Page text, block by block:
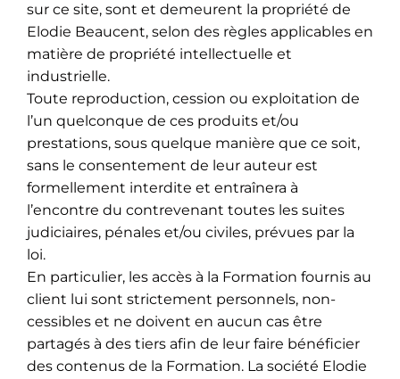
sur ce site, sont et demeurent la propriété de
Elodie Beaucent, selon des règles applicables en
matière de propriété intellectuelle et
industrielle.
Toute reproduction, cession ou exploitation de
l’un quelconque de ces produits et/ou
prestations, sous quelque manière que ce soit,
sans le consentement de leur auteur est
formellement interdite et entraînera à
l’encontre du contrevenant toutes les suites
judiciaires, pénales et/ou civiles, prévues par la
loi.
En particulier, les accès à la Formation fournis au
client lui sont strictement personnels, non-
cessibles et ne doivent en aucun cas être
partagés à des tiers afin de leur faire bénéficier
des contenus de la Formation. La société Elodie